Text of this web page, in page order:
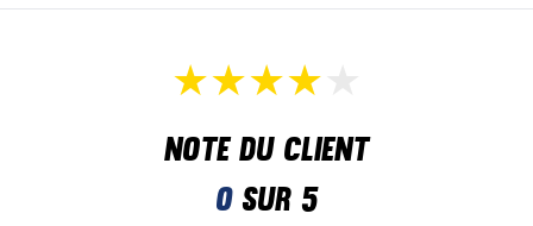
Note du client
0sur 5